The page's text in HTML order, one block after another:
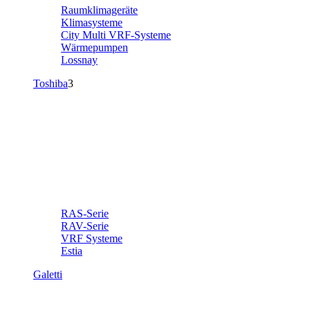
Raumklimageräte
Klimasysteme
City Multi VRF-Systeme
Wärmepumpen
Lossnay
Toshiba3
RAS-Serie
RAV-Serie
VRF Systeme
Estia
Galetti